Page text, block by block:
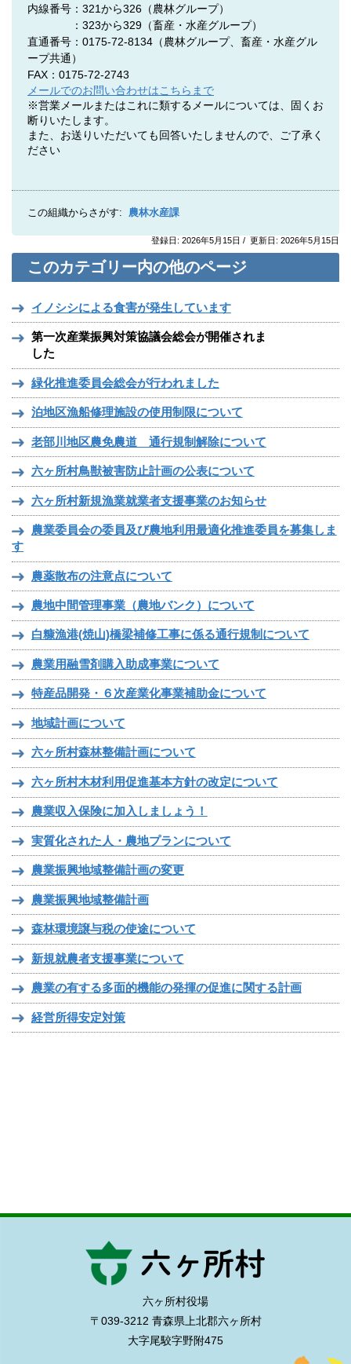
内線番号：321から326（農林グループ）
：323から329（畜産・水産グループ）
直通番号：0175-72-8134 （農林グループ、 畜産・水産グル
ープ共通 ）
FAX：0175-72-2743
メールでのお問い合わせはこちらまで
※営業メールまたはこれに類するメールについては、固くお
断りいたします。
また、お送りいただいても回答いたしませんので、ご了承く
ださい
この組織からさがす: 農林水産課
登録日: 2026年5月15日 / 更新日: 2026年5月15日
このカテゴリー内の他のページ
イノシシによる食害が発生しています
第一次産業振興対策協議会総会が開催されま
した
緑化推進委員会総会が行われました
泊地区漁船修理施設の使用制限について
老部川地区農免農道 通行規制解除について
六ヶ所村鳥獣被害防止計画の公表について
六ヶ所村新規漁業就業者支援事業のお知らせ
農業委員会の委員及び農地利用最適化推進委員を募集しま
す
農薬散布の注意点について
農地中間管理事業（農地バンク）について
白糠漁港(焼山)橋梁補修工事に係る通行規制について
農業用融雪剤購入助成事業について
特産品開発・６次産業化事業補助金について
地域計画について
六ヶ所村森林整備計画について
六ヶ所村木材利用促進基本方針の改定について
農業収入保険に加入しましょう！
実質化された人・農地プランについて
農業振興地域整備計画の変更
農業振興地域整備計画
森林環境譲与税の使途について
新規就農者支援事業について
農業の有する多面的機能の発揮の促進に関する計画
経営所得安定対策
六ヶ所村役場
〒039-3212 青森県上北郡六ヶ所村
大字尾駮字野附475